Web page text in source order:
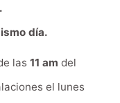
día.
las 11 am del
el lunes